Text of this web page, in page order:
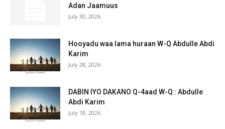
Adan Jaamuus
July 30, 2026
Hooyadu waa lama huraan W-Q Abdulle Abdi
Karim
July 28, 2026
DABIN IYO DAKANO Q-4aad W-Q : Abdulle
Abdi Karim
July 18, 2026